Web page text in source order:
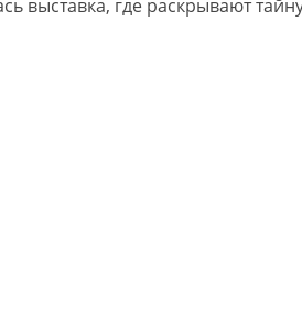
выставка, где раскрывают